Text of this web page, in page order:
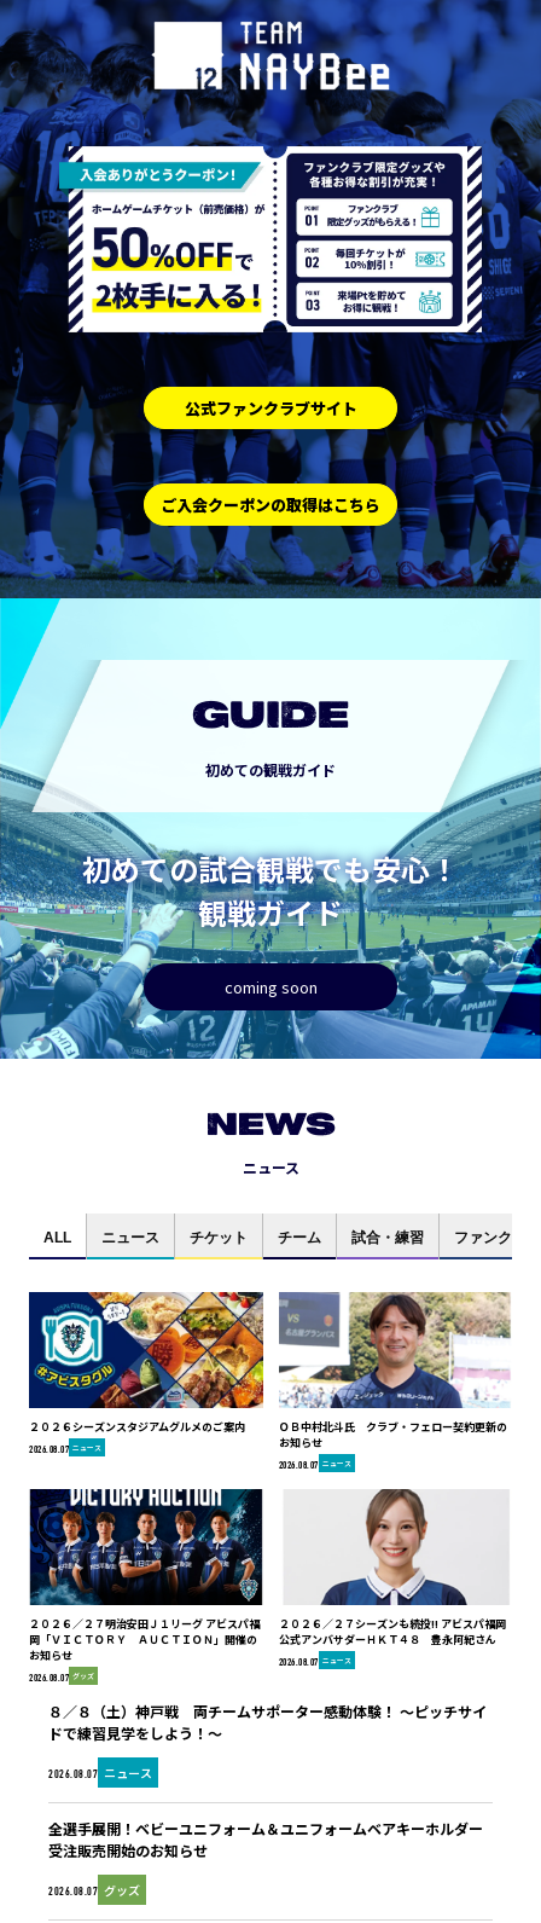
公式ファンクラブサイト
ご入会クーポンの取得はこちら
GUIDE
初めての観戦ガイド
初めての試合観戦でも安心！
観戦ガイド
coming soon
NEWS
ニュース
ALL ニュース チケット チーム 試合・練習 ファンクラブ
２０２６シーズンスタジアムグルメのご案内
2026.08.07 ニュース
ＯＢ中村北斗氏 クラブ・フェロー契約更新の
お知らせ
2026.08.07 ニュース
２０２６／２７明治安田Ｊ１リーグ アビスパ福
岡「ＶＩＣＴＯＲＹ ＡＵＣＴＩＯＮ」開催の
お知らせ
2026.08.07 グッズ
２０２６／２７シーズンも続投!! アビスパ福岡
公式アンバサダーＨＫＴ４８ 豊永阿紀さん
2026.08.07 ニュース
2026.08.07 ニュース
８／８（土）神戸戦 両チームサポーター感動体験！ ～ピッチサイ
ドで練習見学をしよう！～
2026.08.07 グッズ
全選手展開！ベビーユニフォーム＆ユニフォームベアキーホルダー
受注販売開始のお知らせ